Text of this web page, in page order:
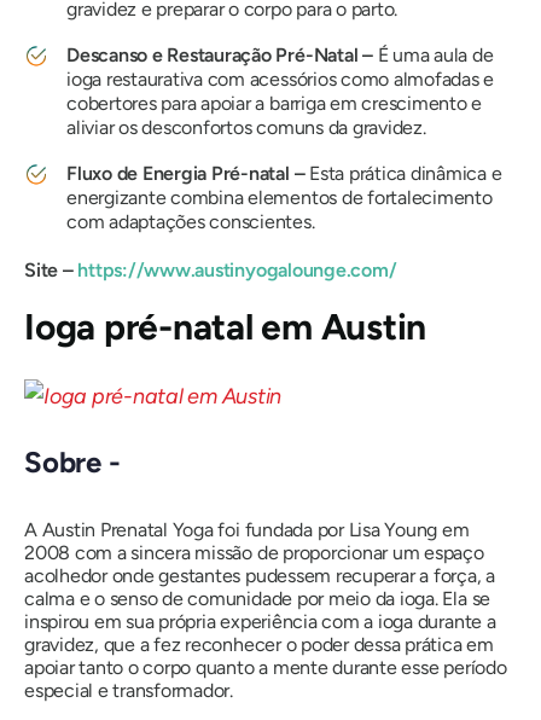
gravidez e preparar o corpo para o parto.
Descanso e Restauração Pré-Natal – É uma aula de
ioga restaurativa com acessórios como almofadas e
cobertores para apoiar a barriga em crescimento e
aliviar os desconfortos comuns da gravidez.
Fluxo de Energia Pré-natal – Esta prática dinâmica e
energizante combina elementos de fortalecimento
com adaptações conscientes.
Site –https://www.austinyogalounge.com/
Ioga pré-natal em Austin
Sobre -
A Austin Prenatal Yoga foi fundada por Lisa Young em
2008 com a sincera missão de proporcionar um espaço
acolhedor onde gestantes pudessem recuperar a força, a
calma e o senso de comunidade por meio da ioga. Ela se
inspirou em sua própria experiência com a ioga durante a
gravidez, que a fez reconhecer o poder dessa prática em
apoiar tanto o corpo quanto a mente durante esse período
especial e transformador.